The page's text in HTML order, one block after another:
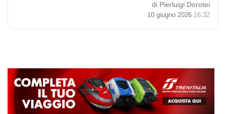
di Pierluigi Dorotei
10 giugno 2026 16:32